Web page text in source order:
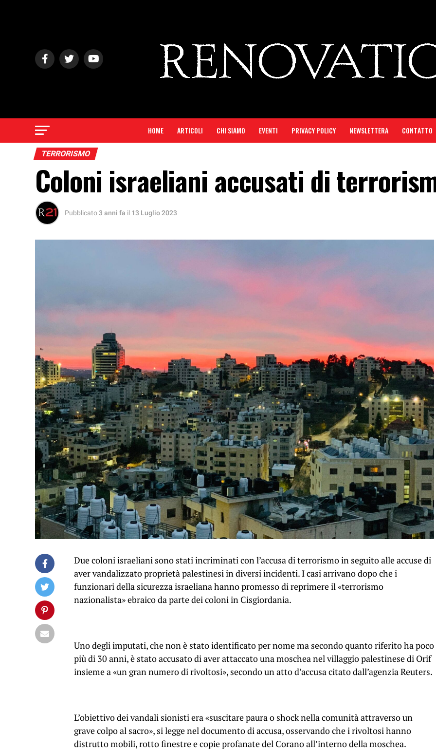
HOME ARTICOLI CHI SIAMO EVENTI PRIVACY POLICY NEWSLETTERA CONTATTO
TERRORISMO
Coloni israeliani accusati di
Pubblicato3 anni fa il 13 Luglio 2023
Due coloni israeliani sono stati incriminati con l’accusa di terrorismo in seguito alle accuse di
aver vandalizzato proprietà palestinesi in diversi incidenti. I casi arrivano dopo che i
funzionari della sicurezza israeliana hanno promesso di reprimere il «terrorismo
nazionalista» ebraico da parte dei coloni in Cisgiordania.
Uno degli imputati, che non è stato identificato per nome ma secondo quanto riferito ha poco
più di 30 anni, è stato accusato di aver attaccato una moschea nel villaggio palestinese di Orif
insieme a «un gran numero di rivoltosi», secondo un atto d’accusa citato dall’agenzia Reuters.
L’obiettivo dei vandali sionisti era «suscitare paura o shock nella comunità attraverso un
grave colpo al sacro», si legge nel documento di accusa, osservando che i rivoltosi hanno
distrutto mobili, rotto finestre e copie profanate del Corano all’interno della moschea.